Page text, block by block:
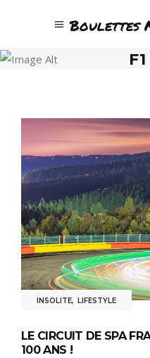
Boulettes
INSOLITE, LIFESTYLE
LE CIRCUIT DE SPA
100 ANS !